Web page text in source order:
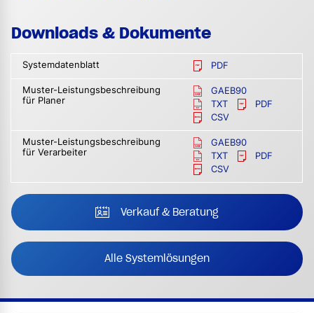
Downloads & Dokumente
Systemdatenblatt PDF
Muster-Leistungsbeschreibung
für Planer
GAEB90
TXT
PDF
CSV
Muster-Leistungsbeschreibung
für Verarbeiter
GAEB90
TXT
PDF
CSV
Verkauf & Beratung
Alle Systemlösungen